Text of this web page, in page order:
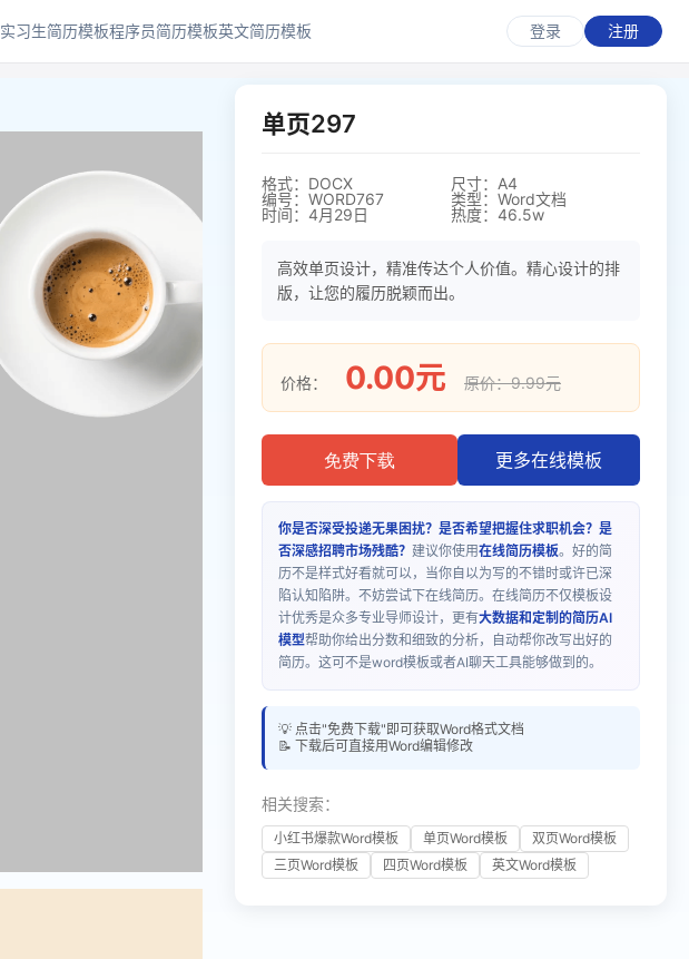
实习生简历模板程序员简历模板英文简历模板 登录 注册
单页297
格式：DOCX
尺寸：A4
编号：WORD767
类型：Word文档
时间：4月29日
热度：46.5w
高效单页设计，精准传达个人价值。精心设计的排
版，让您的履历脱颖而出。
价格： 0.00元 原价：9.99元
免费下载 更多在线模板
你是否深受投递无果困扰？是否希望把握住求职机会？是
否深感招聘市场残酷？ 建议你使用在线简历模板。好的简
历不是样式好看就可以，当你自以为写的不错时或许已深
陷认知陷阱。不妨尝试下在线简历。在线简历不仅模板设
计优秀是众多专业导师设计，更有大数据和定制的简历AI
模型帮助你给出分数和细致的分析，自动帮你改写出好的
简历。这可不是word模板或者AI聊天工具能够做到的。
💡 点击"免费下载"即可获取Word格式文档
📝 下载后可直接用Word编辑修改
相关搜索：
小红书爆款Word模板 单页Word模板
双页Word模板
三页Word模板
四页Word模板 英文Word模板